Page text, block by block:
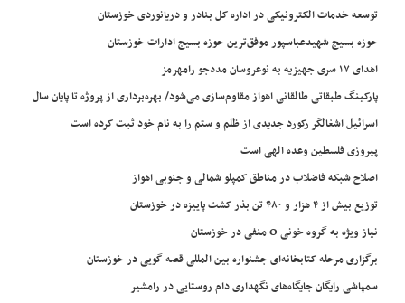
توسعه خدمات الکترونیکی در اداره کل بنادر و دریانوردی خوزستان
حوزه بسیج شهیدعباسپور موفق‌ترین حوزه بسیج ادارات خوزستان
اهدای ۱۷ سری جهیزیه به نوعروسان مددجو رامهرمز
پارکینگ طبقاتی طالقانی اهواز مقاوم‌سازی می‌شود/ بهره‌برداری از پروژه تا پایان سال
اسرائیل اشغالگر رکورد جدیدی از ظلم و ستم را به نام خود ثبت کرده است
پیروزی فلسطین وعده الهی است
اصلاح شبکه فاضلاب در مناطق کمپلو شمالی و جنوبی اهواز
توزیع بیش از ۴ هزار و ۴۸۰ تن بذر کشت پاییزه در خوزستان
نیاز ویژه به گروه خونی O منفی در خوزستان
برگزاری مرحله کتابخانه‌ای جشنواره بین المللی قصه گویی در خوزستان
سمپاشی رایگان جایگاه‌های نگهداری دام روستایی در رامشیر